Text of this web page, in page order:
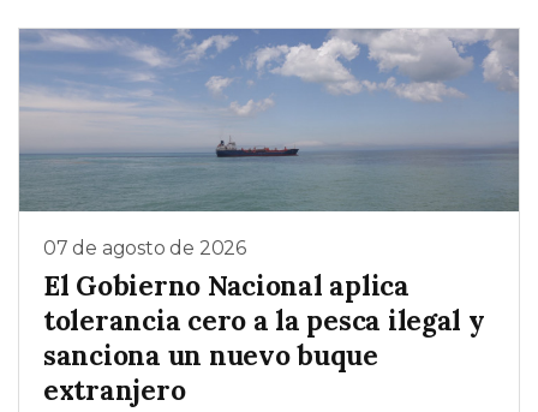
07 de agosto de 2026
El Gobierno Nacional aplica
tolerancia cero a la pesca ilegal y
sanciona un nuevo buque
extranjero